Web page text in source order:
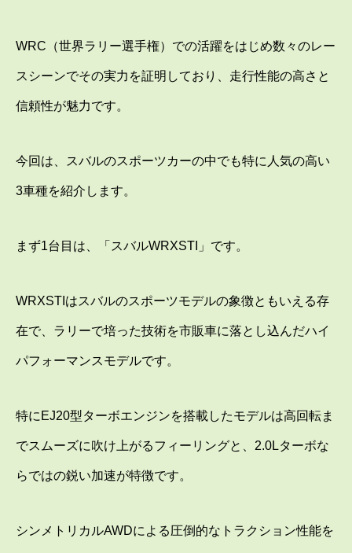
WRC（世界ラリー選手権）での活躍をはじめ数々のレー
スシーンでその実力を証明しており、走行性能の高さと
信頼性が魅力です。
今回は、スバルのスポーツカーの中でも特に人気の高い
3車種を紹介します。
まず1台目は、「スバルWRXSTI」です。
WRXSTIはスバルのスポーツモデルの象徴ともいえる存
在で、ラリーで培った技術を市販車に落とし込んだハイ
パフォーマンスモデルです。
特にEJ20型ターボエンジンを搭載したモデルは高回転ま
でスムーズに吹け上がるフィーリングと、2.0Lターボな
らではの鋭い加速が特徴です。
シンメトリカルAWDによる圧倒的なトラクション性能を